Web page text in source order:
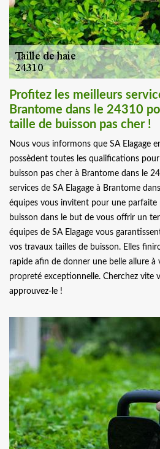
Profitez les meilleurs
Brantome dans le 24310
taille de buisson pas cher !
Nous vous informons que SA Elagage
possèdent toutes les qualifications
buisson pas cher à Brantome dans le
services de SA Elagage à Brantome
équipes vous invitent pour une
buisson dans le but de vous offrir un
équipes de SA Elagage vous
vos travaux tailles de buisson. Elles
rapide afin de donner une belle allure à
propreté exceptionnelle. Cherchez vite
approuvez-le !